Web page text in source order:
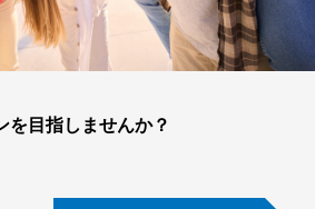
を目指しませんか？